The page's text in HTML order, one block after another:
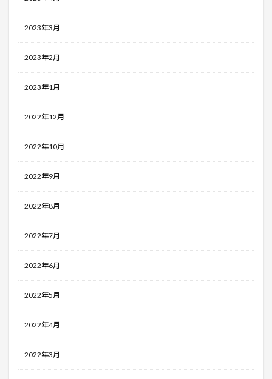
2023年3月
2023年2月
2023年1月
2022年12月
2022年10月
2022年9月
2022年8月
2022年7月
2022年6月
2022年5月
2022年4月
2022年3月